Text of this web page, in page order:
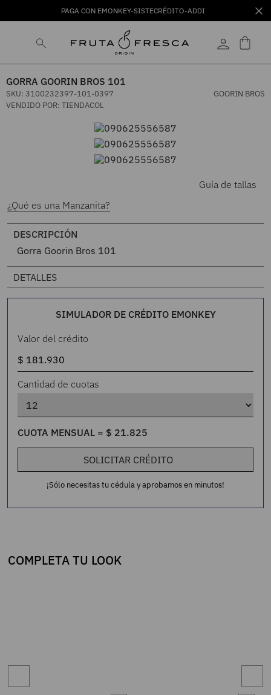
PAGA CON EMONKEY-SISTECRÉDITO-ADDI
GORRA GOORIN BROS 101
SKU: 3100232397-101-0397
GOORIN BROS
VENDIDO POR: TIENDACOL
Guía de tallas
¿Qué es una Manzanita?
DESCRIPCIÓN
Gorra Goorin Bros 101
DETALLES
SIMULADOR DE CRÉDITO EMONKEY
Valor del crédito
Cantidad de cuotas
CUOTA MENSUAL = $ 21.825
SOLICITAR CRÉDITO
¡Sólo necesitas tu cédula y aprobamos en minutos!
COMPLETA TU LOOK